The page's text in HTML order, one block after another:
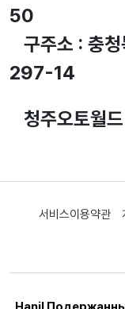
50
구주소 : 충
297-14
청주오토월
서비스이용약관